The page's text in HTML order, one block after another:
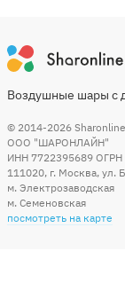
Воздушные шары с
© 2014-2026
ООО "ШАРОНЛАЙН"
ИНН 7722395689 ОГРН
111020, г. Москва, ул.
м. Электрозаводская
м. Семеновская
посмотреть на карте